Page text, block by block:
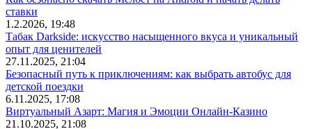
ставки
1.2.2026, 19:48
Табак Darkside: искусство насыщенного вкуса и уникальный
опыт для ценителей
27.11.2025, 21:04
Безопасный путь к приключениям: как выбрать автобус для
детской поездки
6.11.2025, 17:08
Виртуальный Азарт: Магия и Эмоции Онлайн-Казино
21.10.2025, 21:08